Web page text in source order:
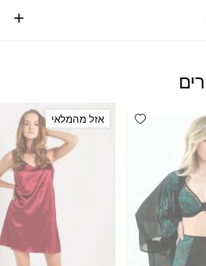
Add wishlistאזל מהמלאי